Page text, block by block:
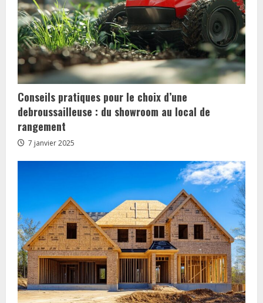
Conseils pratiques pour le choix d’une
debroussailleuse : du showroom au local de
rangement
7 janvier 2025